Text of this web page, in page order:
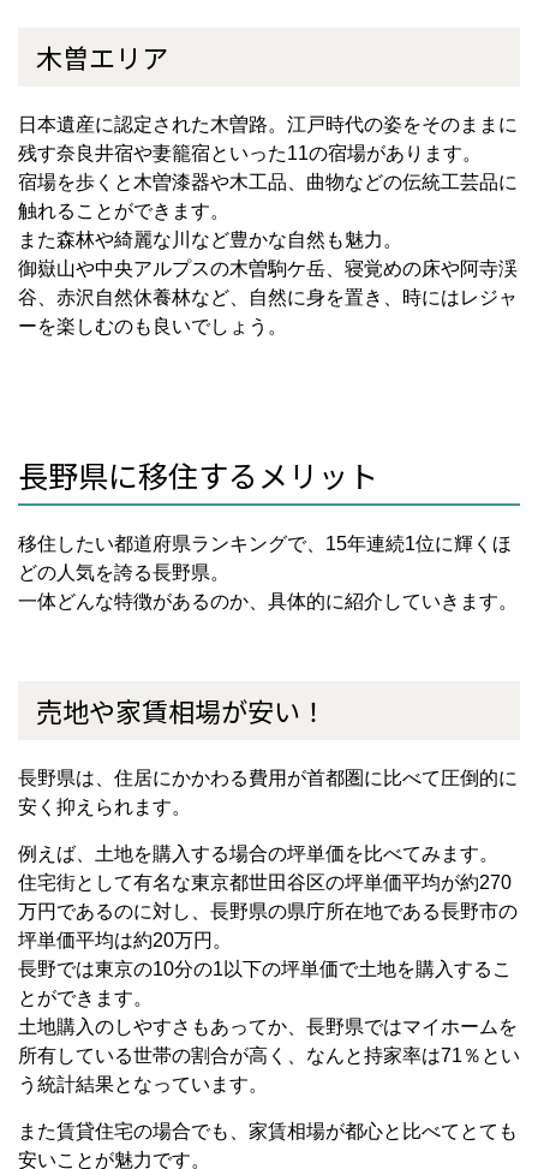
木曽エリア
日本遺産に認定された木曽路。江戸時代の姿をそのままに
残す奈良井宿や妻籠宿といった11の宿場があります。
宿場を歩くと木曽漆器や木工品、曲物などの伝統工芸品に
触れることができます。
また森林や綺麗な川など豊かな自然も魅力。
御嶽山や中央アルプスの木曽駒ケ岳、寝覚めの床や阿寺渓
谷、赤沢自然休養林など、自然に身を置き、時にはレジャ
ーを楽しむのも良いでしょう。
長野県に移住するメリット
移住したい都道府県ランキングで、15年連続1位に輝くほ
どの人気を誇る長野県。
一体どんな特徴があるのか、具体的に紹介していきます。
売地や家賃相場が安い！
長野県は、住居にかかわる費用が首都圏に比べて圧倒的に
安く抑えられます。
例えば、土地を購入する場合の坪単価を比べてみます。
住宅街として有名な東京都世田谷区の坪単価平均が約270
万円であるのに対し、長野県の県庁所在地である長野市の
坪単価平均は約20万円。
長野では東京の10分の1以下の坪単価で土地を購入するこ
とができます。
土地購入のしやすさもあってか、長野県ではマイホームを
所有している世帯の割合が高く、なんと持家率は71％とい
う統計結果となっています。
また賃貸住宅の場合でも、家賃相場が都心と比べてとても
安いことが魅力です。